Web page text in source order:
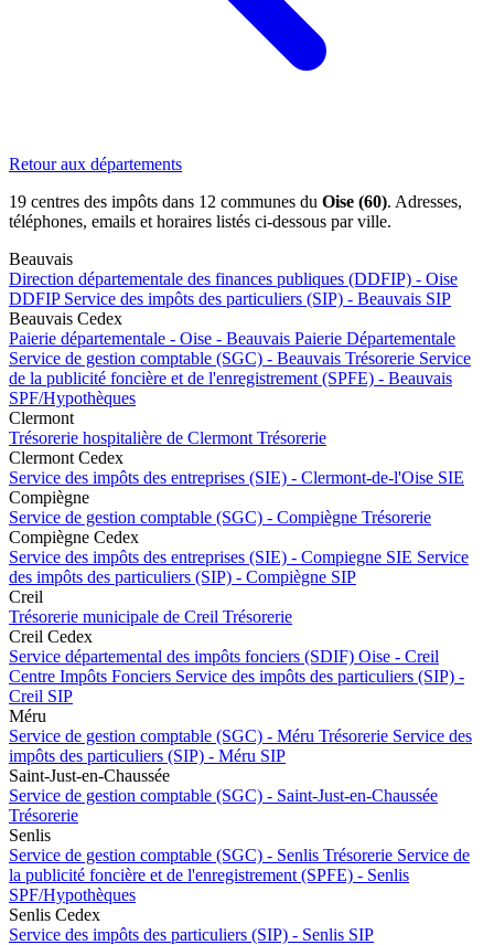
Retour aux départements
19 centres des impôts dans 12 communes du Oise (60). Adresses,
téléphones, emails et horaires listés ci-dessous par ville.
Beauvais
Direction départementale des finances publiques (DDFIP) - Oise
DDFIP Service des impôts des particuliers (SIP) - Beauvais SIP
Beauvais Cedex
Paierie départementale - Oise - Beauvais Paierie Départementale
Service de gestion comptable (SGC) - Beauvais Trésorerie Service
de la publicité foncière et de l'enregistrement (SPFE) - Beauvais
SPF/Hypothèques
Clermont
Trésorerie hospitalière de Clermont Trésorerie
Clermont Cedex
Service des impôts des entreprises (SIE) - Clermont-de-l'Oise SIE
Compiègne
Service de gestion comptable (SGC) - Compiègne Trésorerie
Compiègne Cedex
Service des impôts des entreprises (SIE) - Compiegne SIE Service
des impôts des particuliers (SIP) - Compiègne SIP
Creil
Trésorerie municipale de Creil Trésorerie
Creil Cedex
Service départemental des impôts fonciers (SDIF) Oise - Creil
Centre Impôts Fonciers Service des impôts des particuliers (SIP) -
Creil SIP
Méru
Service de gestion comptable (SGC) - Méru Trésorerie Service des
impôts des particuliers (SIP) - Méru SIP
Saint-Just-en-Chaussée
Service de gestion comptable (SGC) - Saint-Just-en-Chaussée
Trésorerie
Senlis
Service de gestion comptable (SGC) - Senlis Trésorerie Service de
la publicité foncière et de l'enregistrement (SPFE) - Senlis
SPF/Hypothèques
Senlis Cedex
Service des impôts des particuliers (SIP) - Senlis SIP